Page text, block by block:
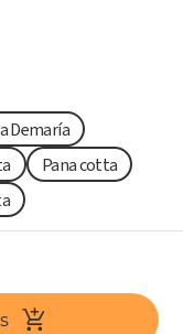
Demaría
Pana cotta